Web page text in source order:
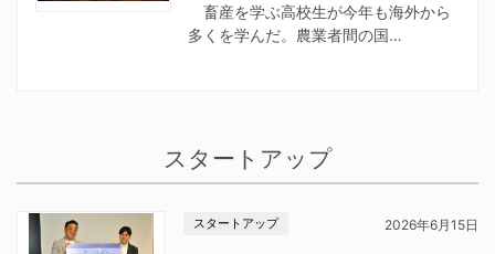
畜産を学ぶ高校生が今年も海外から
多くを学んだ。農業者間の国…
スタートアップ
スタートアップ 2026年6月15日